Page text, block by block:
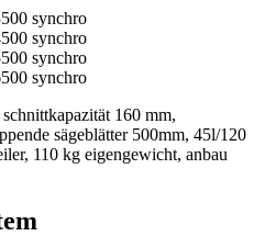
synchro
synchro
synchro
synchro
160 mm,
sägeblätter 500mm, 45l/120
110 kg eigengewicht, anbau